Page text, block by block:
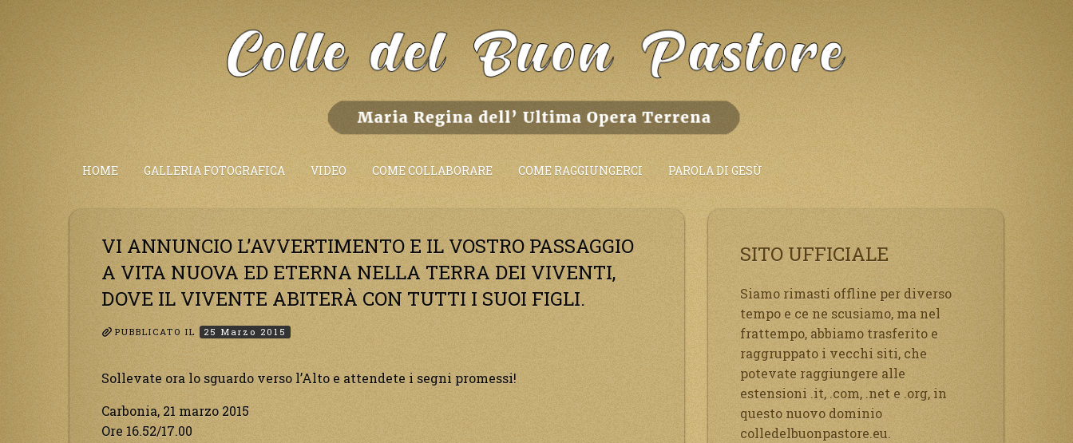
HOME GALLERIA FOTOGRAFICA VIDEO COME COLLABORARE COME RAGGIUNGERCI PAROLA DI GESÙ
VI ANNUNCIO L’AVVERTIMENTO E IL VOSTRO PASSAGGIO
A VITA NUOVA ED ETERNA NELLA TERRA DEI VIVENTI,
DOVE IL VIVENTE ABITERÀ CON TUTTI I SUOI FIGLI.
PUBBLICATO IL 25 Marzo 2015
Sollevate ora lo sguardo verso l’Alto e attendete i segni promessi!
Carbonia, 21 marzo 2015
Ore 16.52/17.00
SITO UFFICIALE
Siamo rimasti offline per diverso
tempo e ce ne scusiamo, ma nel
frattempo, abbiamo trasferito e
raggruppato i vecchi siti, che
potevate raggiungere alle
estensioni .it, .com, .net e .org, in
questo nuovo dominio
colledelbuonpastore.eu.